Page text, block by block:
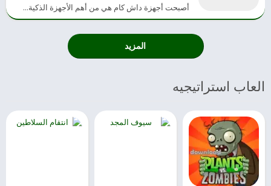
أصبحت أجهزة داش كام هي من أهم الأجهزة الذكية...
المزيد
العاب استراتيجيه